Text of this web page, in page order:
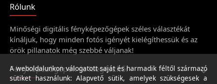
Rólunk
Minőségi digitális fényképezőgépek széles választékát
kínáljuk, hogy minden fotós igényét kielégíthessük és az
örök pillanatok még szebbé váljanak!
Fényképezőgépek és kiegészítői
A weboldalunkon válogatott saját és harmadik féltől származó
sütiket használunk: Alapvető sütik, amelyek szükségesek a